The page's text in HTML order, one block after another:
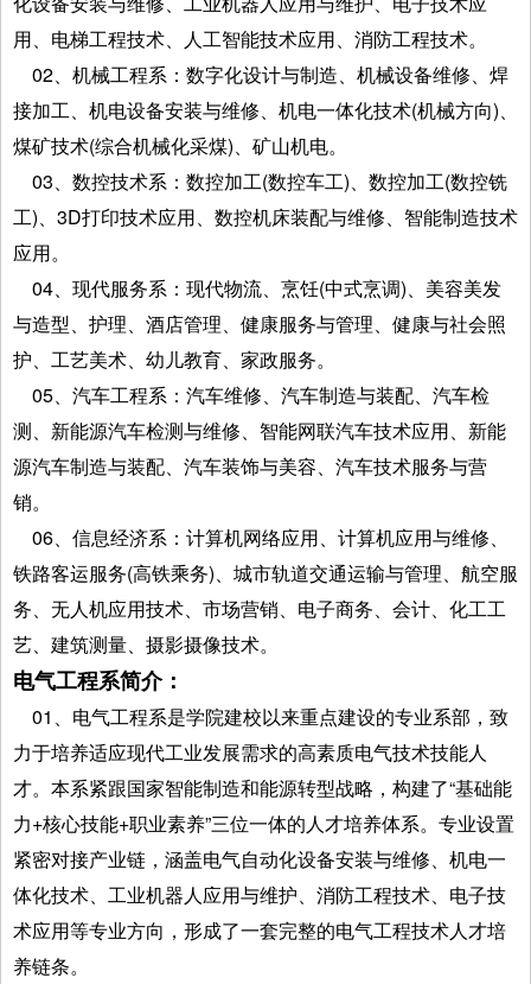
用、电梯工程技术、人工智能技术应用、消防工程技术。
02、机械工程系：数字化设计与制造、机械设备维修、焊
接加工、机电设备安装与维修、机电一体化技术(机械方向)、
煤矿技术(综合机械化采煤)、矿山机电。
03、数控技术系：数控加工(数控车工)、数控加工(数控铣
工)、3D打印技术应用、数控机床装配与维修、智能制造技术
应用。
04、现代服务系：现代物流、烹饪(中式烹调)、美容美发
与造型、护理、酒店管理、健康服务与管理、健康与社会照
护、工艺美术、幼儿教育、家政服务。
05、汽车工程系：汽车维修、汽车制造与装配、汽车检
测、新能源汽车检测与维修、智能网联汽车技术应用、新能
源汽车制造与装配、汽车装饰与美容、汽车技术服务与营
销。
06、信息经济系：计算机网络应用、计算机应用与维修、
铁路客运服务(高铁乘务)、城市轨道交通运输与管理、航空服
务、无人机应用技术、市场营销、电子商务、会计、化工工
艺、建筑测量、摄影摄像技术。
电气工程系简介：
01、电气工程系是学院建校以来重点建设的专业系部，致
力于培养适应现代工业发展需求的高素质电气技术技能人
才。本系紧跟国家智能制造和能源转型战略，构建了“基础能
力+核心技能+职业素养”三位一体的人才培养体系。专业设置
紧密对接产业链，涵盖电气自动化设备安装与维修、机电一
体化技术、工业机器人应用与维护、消防工程技术、电子技
术应用等专业方向，形成了一套完整的电气工程技术人才培
养链条。